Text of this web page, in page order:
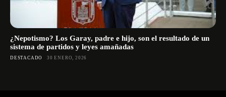
¿Nepotismo? Los Garay, padre e hijo, son el resultado de un
sistema de partidos y leyes amañadas
DESTACADO 30 ENERO, 2026